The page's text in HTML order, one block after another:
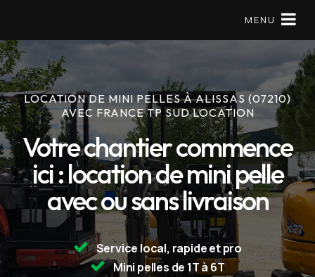
Matériels en location
Mini pelle
À Propos
Réserver
09 79 56 97 57
MENU
LOCATION DE MINI PELLES À ALISSAS (07210)
AVEC FRANCE TP SUD LOCATION
Votre chantier commence
ici : location de mini pelle
avec ou sans livraison
Service local, rapide et pro
Mini pelles de 1T à 6T